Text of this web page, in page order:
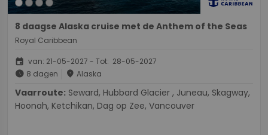
8 daagse Alaska cruise met de Anthem of the Seas
Royal Caribbean
event van: 21-05-2027 - Tot: 28-05-2027
schedule 8 dagen place Alaska
Vaarroute:
Hoonah, Ketchikan, Dag op Zee, Vancouver